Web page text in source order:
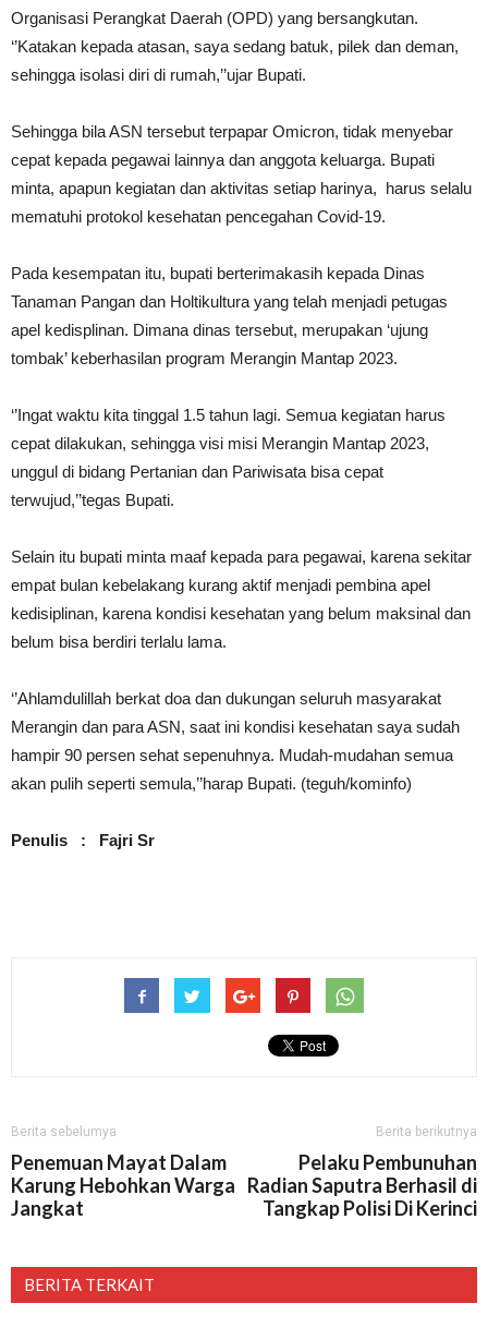
Organisasi Perangkat Daerah (OPD) yang bersangkutan.
‘’Katakan kepada atasan, saya sedang batuk, pilek dan deman,
sehingga isolasi diri di rumah,’’ujar Bupati.
Sehingga bila ASN tersebut terpapar Omicron, tidak menyebar
cepat kepada pegawai lainnya dan anggota keluarga. Bupati
minta, apapun kegiatan dan aktivitas setiap harinya, harus selalu
mematuhi protokol kesehatan pencegahan Covid-19.
Pada kesempatan itu, bupati berterimakasih kepada Dinas
Tanaman Pangan dan Holtikultura yang telah menjadi petugas
apel kedisplinan. Dimana dinas tersebut, merupakan ‘ujung
tombak’ keberhasilan program Merangin Mantap 2023.
‘’Ingat waktu kita tinggal 1.5 tahun lagi. Semua kegiatan harus
cepat dilakukan, sehingga visi misi Merangin Mantap 2023,
unggul di bidang Pertanian dan Pariwisata bisa cepat
terwujud,’’tegas Bupati.
Selain itu bupati minta maaf kepada para pegawai, karena sekitar
empat bulan kebelakang kurang aktif menjadi pembina apel
kedisiplinan, karena kondisi kesehatan yang belum maksinal dan
belum bisa berdiri terlalu lama.
‘’Ahlamdulillah berkat doa dan dukungan seluruh masyarakat
Merangin dan para ASN, saat ini kondisi kesehatan saya sudah
hampir 90 persen sehat sepenuhnya. Mudah-mudahan semua
akan pulih seperti semula,’’harap Bupati. (teguh/kominfo)
Penulis : Fajri Sr
Berita sebelumya
Penemuan Mayat Dalam
Karung Hebohkan Warga
Jangkat
Berita berikutnya
Pelaku Pembunuhan
Radian Saputra Berhasil di
Tangkap Polisi Di Kerinci
BERITA TERKAIT